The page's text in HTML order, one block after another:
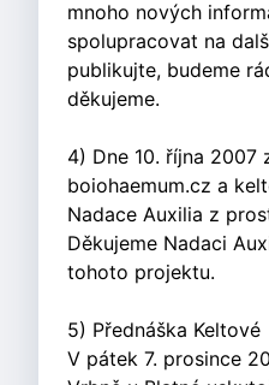
mnoho nových
spolupracovat na
publikujte, budeme
děkujeme.
4) Dne 10. října 2007
boiohaemum.cz a
Nadace Auxilia z
Děkujeme Nadaci
tohoto projektu.
5) Přednáška Keltové
V pátek 7. prosince